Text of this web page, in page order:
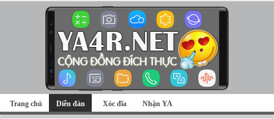
Trang chủ Diễn đàn Xóc đĩa Nhận YA